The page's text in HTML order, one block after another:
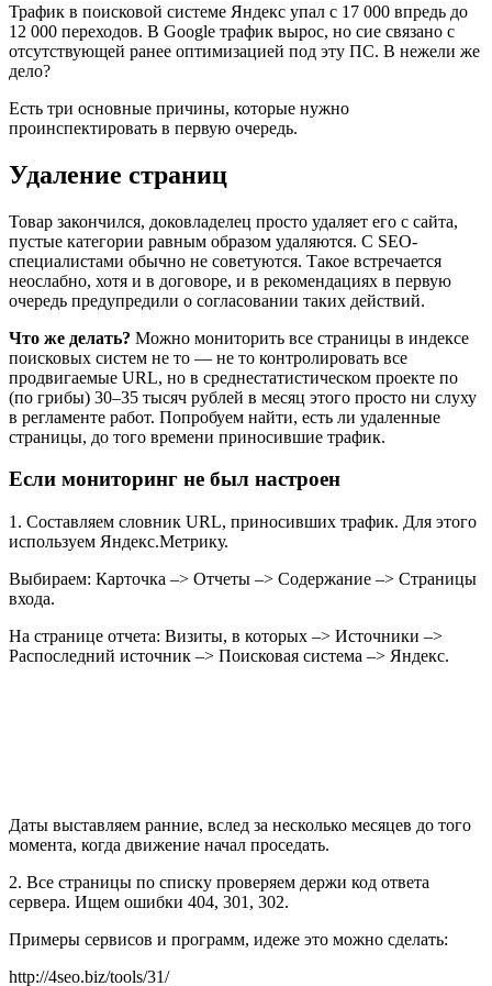
Трафик в поисковой системе Яндекс упал с 17 000 впредь до
12 000 переходов. В Google трафик вырос, но сие связано с
отсутствующей ранее оптимизацией под эту ПС. В нежели же
дело?
Есть три основные причины, которые нужно
проинспектировать в первую очередь.
Удаление страниц
Товар закончился, доковладелец просто удаляет его с сайта,
пустые категории равным образом удаляются. С SEO-
специалистами обычно не советуются. Такое встречается
неослабно, хотя и в договоре, и в рекомендациях в первую
очередь предупредили о согласовании таких действий.
Что же делать? Можно мониторить все страницы в индексе
поисковых систем не то — не то контролировать все
продвигаемые URL, но в среднестатистическом проекте по
(по грибы) 30–35 тысяч рублей в месяц этого просто ни слуху
в регламенте работ. Попробуем найти, есть ли удаленные
страницы, до того времени приносившие трафик.
Если мониторинг не был настроен
1. Составляем словник URL, приносивших трафик. Для этого
используем Яндекс.Метрику.
Выбираем: Карточка –> Отчеты –> Содержание –> Страницы
входа.
На странице отчета: Визиты, в которых –> Источники –>
Распоследний источник –> Поисковая система –> Яндекс.
Даты выставляем ранние, вслед за несколько месяцев до того
момента, когда движение начал проседать.
2. Все страницы по списку проверяем держи код ответа
сервера. Ищем ошибки 404, 301, 302.
Примеры сервисов и программ, идеже это можно сделать:
http://4seo.biz/tools/31/